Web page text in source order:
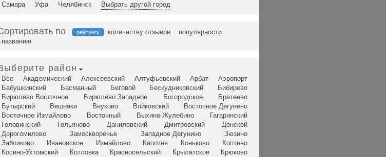
Самара
Уфа Челябинск Выбрать другой город
по рейтингу количеству отзывов
популярности
названию
район
Все Академический Алексеевский Алтуфьевский Арбат
Аэропорт
Бабушкинский
Басманный Беговой Бескудниковский
Бибирево
Бирюлёво Восточное
Бирюлёво Западное Богородское
Братеево
Бутырский
Вешняки Внуково Войковский
Восточное Дегунино
Восточное Измайлово
Восточный Выхино-Жулебино
Гагаринский
Головинский
Гольяново Даниловский Дмитровский
Донской
Дорогомилово
Замоскворечье Западное Дегунино
Зюзино
Зябликово
Ивановское Измайлово Капотня Коньково
Коптево
Косино-Ухтомский
Котловка Красносельский Крылатское
Крюково